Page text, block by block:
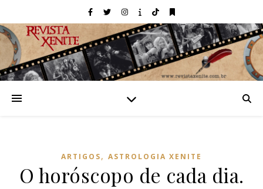
ARTIGOS, ASTROLOGIA XENITE
O horóscopo de cada dia.